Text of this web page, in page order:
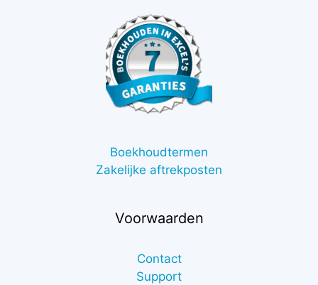
Boekhoudtermen
Zakelijke aftrekposten
Voorwaarden
Contact
Support